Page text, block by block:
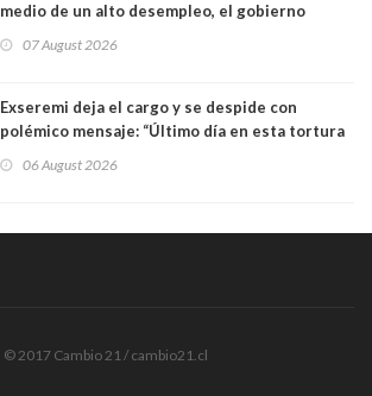
medio de un alto desempleo, el gobierno
07 August 2026
Exseremi deja el cargo y se despide con
polémico mensaje: “Último día en esta tortura
06 August 2026
© 2017 Cambio 21 / cambio21.cl